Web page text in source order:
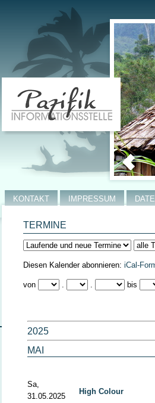
TERMINE
Diesen Kalender abonnieren: iCal-
von . . bis
2025
MAI
Sa,
31.05.2025
High Colour
KONTAKT IMPRESSUM